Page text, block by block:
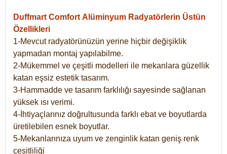
Duffmart Comfort Alüminyum Radyatörlerin Üstün
Özellikleri
1-Mevcut radyatörünüzün yerine hiçbir değişiklik
yapmadan montaj yapılabilme.
2-Mükemmel ve çeşitli modelleri ile mekanlara güzellik
katan eşsiz estetik tasarım.
3-Hammadde ve tasarım farklılığı sayesinde sağlanan
yüksek ısı verimi.
4-İhtiyaçlarınız doğrultusunda farklı ebat ve boyutlarda
üretilebilen esnek boyutlar.
5-Mekanlarınıza uyum ve zenginlik katan geniş renk
çeşitliliği